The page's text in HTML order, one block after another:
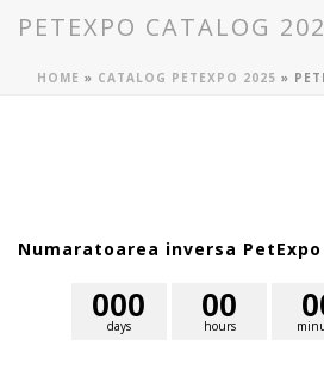
PETEXPO CATALOG
HOME » CATALOG PETEXPO 2025 »
Numaratoarea inversa PetExpo
days
000
hours
00 0